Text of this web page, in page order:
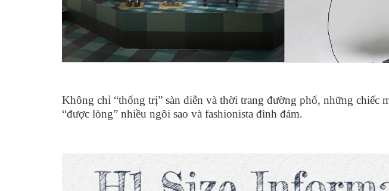
Không chỉ “thống trị” sàn diễn và thời trang đường phố, những chiếc
“được lòng” nhiều ngôi sao và fashionista đình đám.